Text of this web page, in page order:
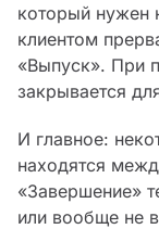
который нужен
клиентом
«Выпуск». При
закрывается
И главное:
находятся
«Завершение»
или вообще не